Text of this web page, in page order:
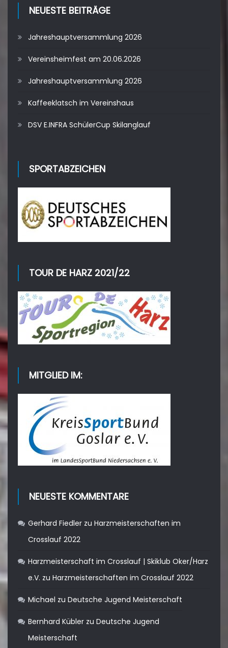
NEUESTE BEITRÄGE
Jahreshauptversammlung 2026
Vereinsheimfest am 20.06.2026
Jahreshauptversammlung 2026
Kaffeeklatsch im Vereinshaus
DSV E.INFRA SchülerCup Skilanglauf
SPORTABZEICHEN
TOUR DE HARZ 2021/22
MITGLIED IM:
NEUESTE KOMMENTARE
Gerhard Fiedler zuHarzmeisterschaften im
Crosslauf 2022
Harzmeisterschaft im Crosslauf | Skiklub Oker/Harz
e.V. zuHarzmeisterschaften im Crosslauf 2022
Michael zuDeutsche Jugend Meisterschaft
Bernhard Kübler zuDeutsche Jugend
Meisterschaft